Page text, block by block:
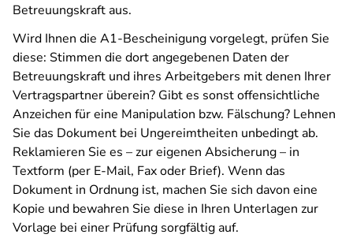
Betreuungskraft aus.
Wird Ihnen die A1-Bescheinigung vorgelegt, prüfen Sie
diese: Stimmen die dort angegebenen Daten der
Betreuungskraft und ihres Arbeitgebers mit denen Ihrer
Vertragspartner überein? Gibt es sonst offensichtliche
Anzeichen für eine Manipulation bzw. Fälschung? Lehnen
Sie das Dokument bei Ungereimtheiten unbedingt ab.
Reklamieren Sie es – zur eigenen Absicherung – in
Textform (per E-Mail, Fax oder Brief). Wenn das
Dokument in Ordnung ist, machen Sie sich davon eine
Kopie und bewahren Sie diese in Ihren Unterlagen zur
Vorlage bei einer Prüfung sorgfältig auf.